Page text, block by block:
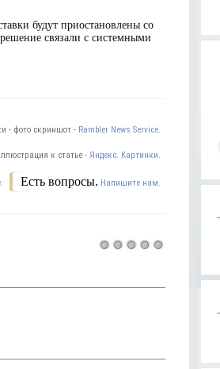
будут приостановлены со
связали с системными
- фото скриншот - Rambler News Service.
к статье - Яндекс. Картинки.
Есть вопросы. Напишите нам.